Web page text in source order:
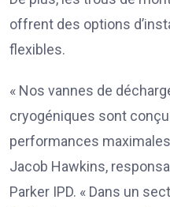
offrent des options
flexibles.
« Nos vannes de
cryogéniques sont
performances
Jacob Hawkins,
Parker IPD. « Dans un